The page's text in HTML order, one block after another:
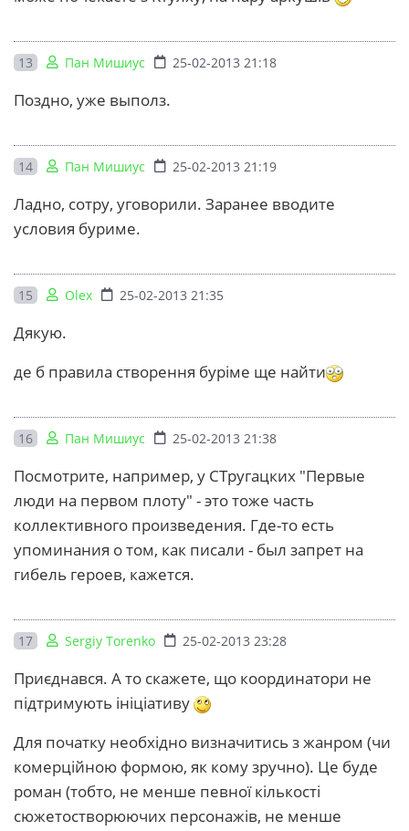
13 Пан Мишиус 25-02-2013 21:18
Поздно, уже выполз.
14 Пан Мишиус 25-02-2013 21:19
Ладно, сотру, уговорили. Заранее вводите
условия буриме.
15 Olex 25-02-2013 21:35
Дякую.
де б правила створення буріме ще найти
16 Пан Мишиус 25-02-2013 21:38
Посмотрите, например, у СТругацких "Первые
люди на первом плоту" - это тоже часть
коллективного произведения. Где-то есть
упоминания о том, как писали - был запрет на
гибель героев, кажется.
17 Sergiy Torenko 25-02-2013 23:28
Приєднався. А то скажете, що координатори не
підтримують ініціативу
Для початку необхідно визначитись з жанром (чи
комерційною формою, як кому зручно). Це буде
роман (тобто, не менше певної кількості
сюжетостворюючих персонажів, не менше